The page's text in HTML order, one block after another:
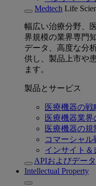
Medtech Life
幅広い治療分野、
界規模の業界専門
データ、高度な分
供し、製品上市や
ます。
製品とサービス
医療機器の戦
医療機器業界
医療機器の規
コマーシャ
インサイト＆
APIおよびデー
Intellectual Property